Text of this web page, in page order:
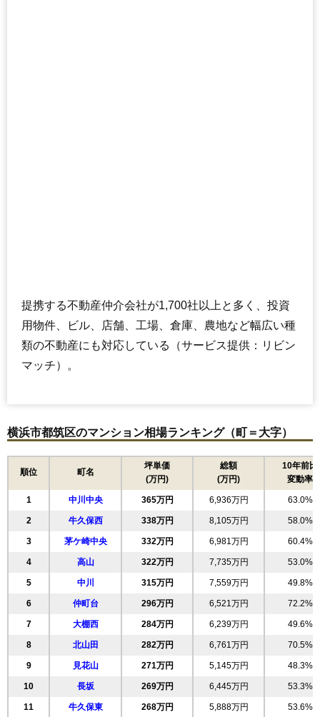
交通 センター北駅（9分）
相場 5,070万円～5,470万円
ウィルローズセンター北
住所 神奈川県横浜市都筑区牛久保東2丁目
交通
センター北駅（12分）、北山田駅（21分）、セン
ター南駅（22分）
相場 6,530万円～6,930万円
(88.2万円/㎡~93.6万円/㎡)
マンションナビで
無料一括査定をする
ナイスアーバンセンター北プロムナードウイン
ドコート
住所 神奈川県横浜市都筑区牛久保東2丁目
交通 センター北駅（10分）
相場
(71.9万円/㎡~77.4万円/㎡)
提携する不動産仲介会社が1,700社以上と多く、投資
用物件、ビル、店舗、工場、倉庫、農地など幅広い種
類の不動産にも対応している（サービス提供：リビン
マッチ）。
横浜市都筑区のマンション相場ランキング（町＝大字）
順位 町名
坪単価
(万円)
総額
(万円)
10年前比
変動率
1 中川中央 365万円 6,936万円 63.0%
2 牛久保西 338万円 8,105万円 58.0%
3 茅ケ崎中央 332万円 6,981万円 60.4%
4 高山 322万円 7,735万円 53.0%
5 中川 315万円 7,559万円 49.8%
6 仲町台 296万円 6,521万円 72.2%
7 大棚西 284万円 6,239万円 49.6%
8 北山田 282万円 6,761万円 70.5%
9 見花山 271万円 5,145万円 48.3%
10 長坂 269万円 6,445万円 53.3%
11 牛久保東 268万円 5,888万円 53.6%